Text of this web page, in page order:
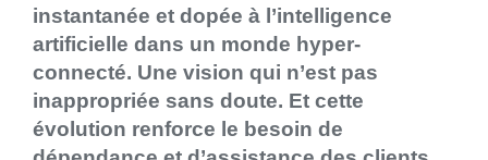
instantanée et dopée à l’intelligence
artificielle dans un monde hyper-
connecté. Une vision qui n’est pas
inappropriée sans doute. Et cette
évolution renforce le besoin de